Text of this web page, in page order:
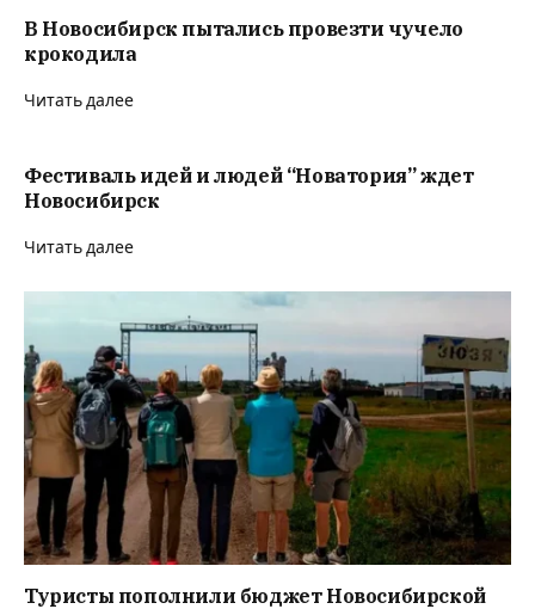
В Новосибирск пытались провезти чучело
крокодила
Читать далее
Фестиваль идей и людей “Новатория” ждет
Новосибирск
Читать далее
Туристы пополнили бюджет Новосибирской